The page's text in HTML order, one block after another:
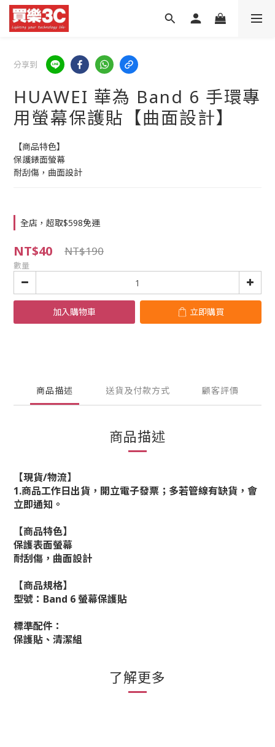
分享到
HUAWEI 華為 Band 6 手環專
用螢幕保護貼【曲面設計】
【商品特色】
保護錶面螢幕
耐刮傷，曲面設計
全店，超取$598免運
NT$40 NT$190
數量
加入購物車 立即購買
商品描述 送貨及付款方式 顧客評價
商品描述
【現貨/物流】
1.商品工作日出貨，開立電子發票；多若管線有缺貨，會
立即通知。
【商品特色】
保護表面螢幕
耐刮傷，曲面設計
【商品規格】
型號：Band 6 螢幕保護貼
標準配件：
保護貼、清潔組
了解更多